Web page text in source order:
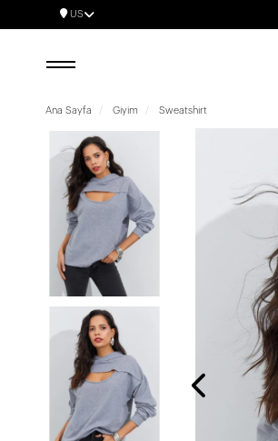
US
Ana Sayfa Giyim Sweatshirt